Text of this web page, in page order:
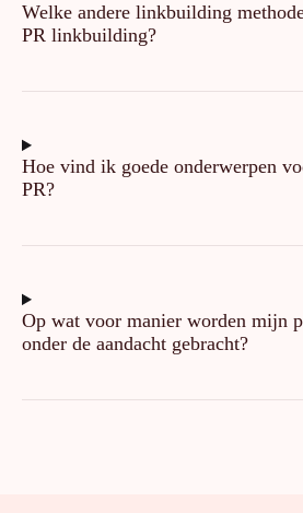
Welke andere linkbuilding
PR linkbuilding?
Hoe vind ik goede onderwerpen
PR?
Op wat voor manier worden mijn
onder de aandacht gebracht?